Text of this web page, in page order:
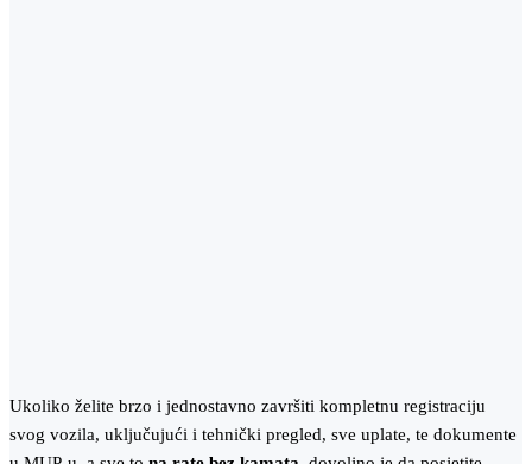
Ukoliko želite brzo i jednostavno završiti kompletnu registraciju
svog vozila, uključujući i tehnički pregled, sve uplate, te dokumente